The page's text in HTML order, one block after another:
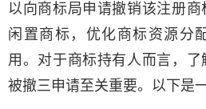
以向商标局申请撤销该注册
闲置商标，优化商标资源分
用。对于商标持有人而言，
被撤三申请至关重要。以下是